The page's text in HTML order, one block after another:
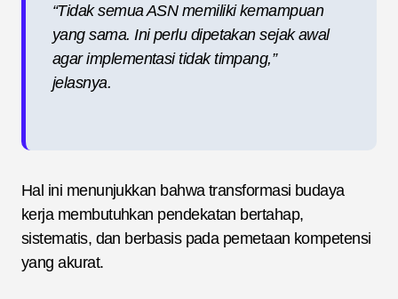
“Tidak semua ASN memiliki kemampuan
yang sama. Ini perlu dipetakan sejak awal
agar implementasi tidak timpang,”
jelasnya.
Hal ini menunjukkan bahwa transformasi budaya
kerja membutuhkan pendekatan bertahap,
sistematis, dan berbasis pada pemetaan kompetensi
yang akurat.